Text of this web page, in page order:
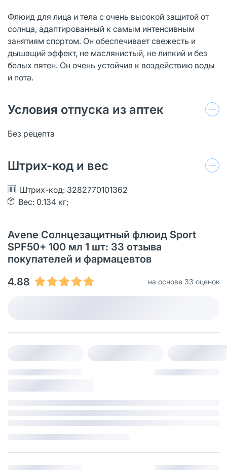
Флюид для лица и тела с очень высокой защитой от
солнца, адаптированный к самым интенсивным
занятиям спортом. Он обеспечивает свежесть и
дышащий эффект, не маслянистый, не липкий и без
белых пятен. Он очень устойчив к воздействию воды
и пота.
Условия отпуска из аптек
Без рецепта
Штрих-код и вес
Штрих-код: 3282770101362
Вес: 0.134 кг;
Avene Солнцезащитный флюид Sport
SPF50+ 100 мл 1 шт: 33 отзыва
покупателей и фармацевтов
4.88
на основе 33 оценок